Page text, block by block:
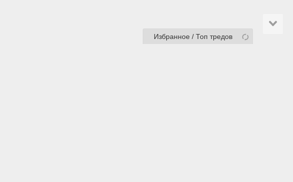
Избранное / Топ тредов